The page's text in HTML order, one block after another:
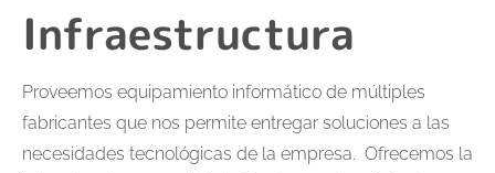
Infraestructura
Proveemos equipamiento informático de múltiples
fabricantes que nos permite entregar soluciones a las
necesidades tecnológicas de la empresa. Ofrecemos la